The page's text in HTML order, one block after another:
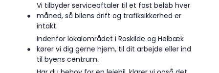
Vi tilbyder serviceaftaler til et fast beløb hver
måned, så bilens drift og trafiksikkerhed er
intakt.
Indenfor lokalområdet i Roskilde og Holbæk
kører vi dig gerne hjem, til dit arbejde eller ind
til byens centrum.